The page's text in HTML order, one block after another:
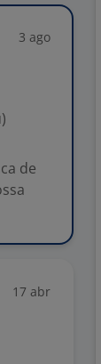
3 ago
de
17 abr